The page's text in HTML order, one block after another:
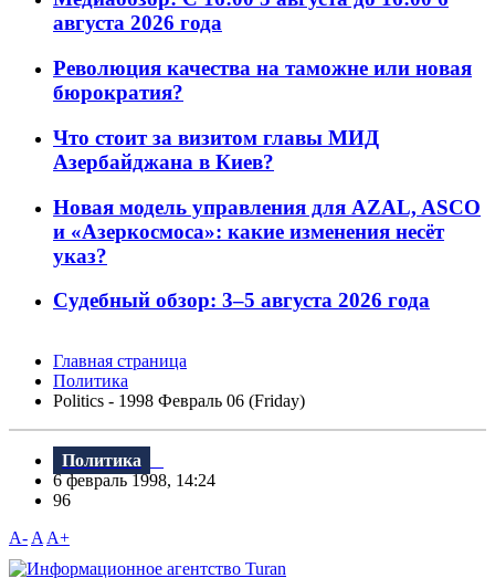
августа 2026 года
Революция качества на таможне или новая
бюрократия?
Что стоит за визитом главы МИД
Азербайджана в Киев?
Новая модель управления для AZAL, ASCO
и «Азеркосмоса»: какие изменения несёт
указ?
Судебный обзор: 3–5 августа 2026 года
Главная страница
Политика
Politics - 1998 Февраль 06 (Friday)
Политика
6 февраль 1998, 14:24
96
A- A A+